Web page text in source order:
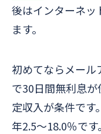
後はインターネッ
ます。
初めてならメー
で30日間無利息
定収入が条件です
年2.5～18.0％で